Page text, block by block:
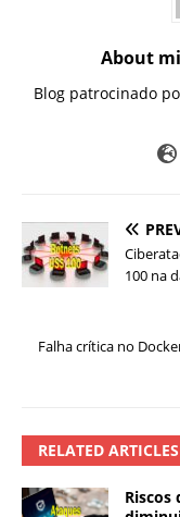
About
Blog patrocinado
100 na
Falha crítica no
RELATED ARTICLES
Riscos